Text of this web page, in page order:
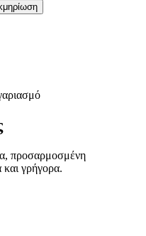
προσαρμοσμένη
γρήγορα.